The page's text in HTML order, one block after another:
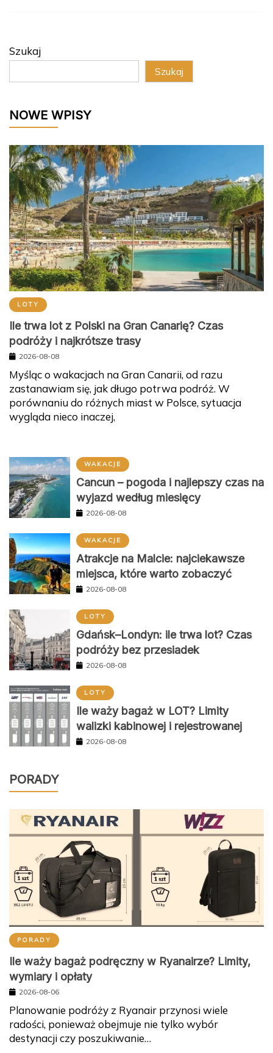
Szukaj
Szukaj
NOWE WPISY
LOTY
Ile trwa lot z Polski na Gran Canarię? Czas
podróży i najkrótsze trasy
2026-08-08
Myśląc o wakacjach na Gran Canarii, od razu
zastanawiam się, jak długo potrwa podróż. W
porównaniu do różnych miast w Polsce, sytuacja
wygląda nieco inaczej,
WAKACJE
Cancun – pogoda i najlepszy czas na
wyjazd według miesięcy
2026-08-08
WAKACJE
Atrakcje na Malcie: najciekawsze
miejsca, które warto zobaczyć
2026-08-08
LOTY
Gdańsk–Londyn: ile trwa lot? Czas
podróży bez przesiadek
2026-08-08
LOTY
Ile waży bagaż w LOT? Limity
walizki kabinowej i rejestrowanej
2026-08-08
PORADY
PORADY
Ile waży bagaż podręczny w Ryanairze? Limity,
wymiary i opłaty
2026-08-06
Planowanie podróży z Ryanair przynosi wiele
radości, ponieważ obejmuje nie tylko wybór
destynacji czy poszukiwanie…